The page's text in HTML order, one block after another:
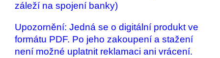
záleží na spojení banky)
Upozornění: Jedná se o digitální produkt ve
formátu PDF. Po jeho zakoupení a stažení
není možné uplatnit reklamaci ani vrácení.